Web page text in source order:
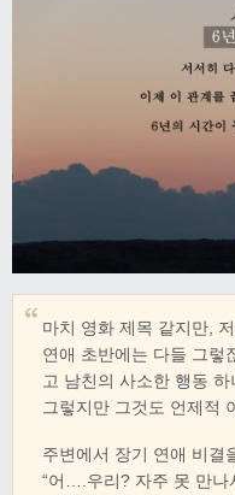
마치 영화 제목 같지만,
연애 초반에는 다들 그렇
고 남친의 사소한 행동
그렇지만 그것도 언제적
주변에서 장기 연애 비결
“어….우리? 자주 못 만나